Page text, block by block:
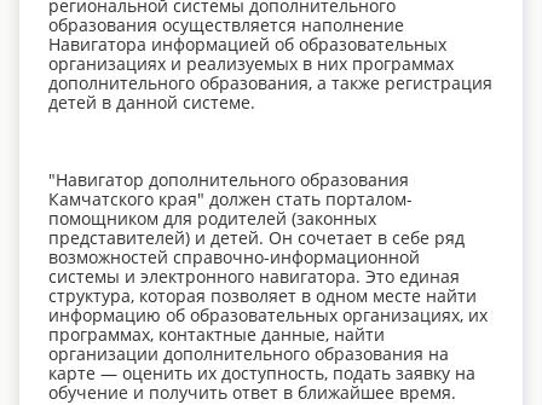
региональной системы дополнительного
образования осуществляется наполнение
Навигатора информацией об образовательных
организациях и реализуемых в них программах
дополнительного образования, а также регистрация
детей в данной системе.
"Навигатор дополнительного образования
Камчатского края" должен стать порталом-
помощником для родителей (законных
представителей) и детей. Он сочетает в себе ряд
возможностей справочно-информационной
системы и электронного навигатора. Это единая
структура, которая позволяет в одном месте найти
информацию об образовательных организациях, их
программах, контактные данные, найти
организации дополнительного образования на
карте — оценить их доступность, подать заявку на
обучение и получить ответ в ближайшее время.